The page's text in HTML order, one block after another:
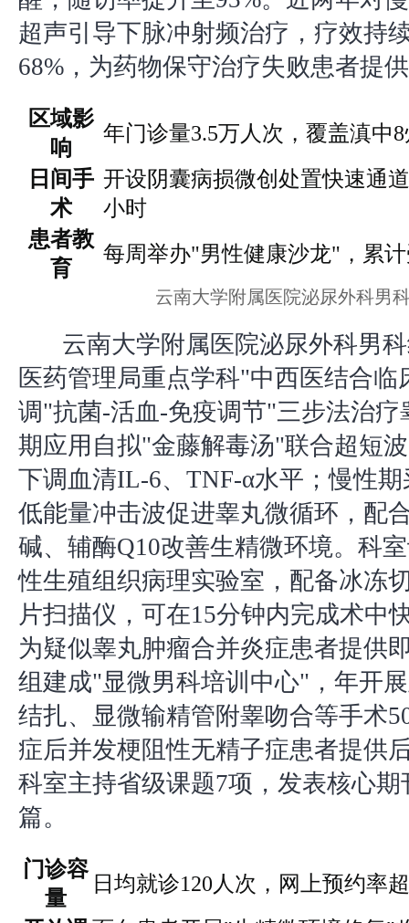
超声引导下脉冲射频治疗，疗效持
68%，为药物保守治疗失败患者提
区域影
响
年门诊量3.5万人次，覆盖滇中
日间手
术
开设阴囊病损微创处置快速通
小时
患者教
育
每周举办"男性健康沙龙"，累
云南大学附属医院泌尿外科男
云南大学附属医院泌尿外科男
医药管理局重点学科"中西医结合临
调"抗菌-活血-免疫调节"三步法治疗
期应用自拟"金藤解毒汤"联合超短
下调血清IL-6、TNF-α水平；慢性
低能量冲击波促进睾丸微循环，配
碱、辅酶Q10改善生精微环境。科
性生殖组织病理实验室，配备冰冻
片扫描仪，可在15分钟内完成术中
为疑似睾丸肿瘤合并炎症患者提供
组建成"显微男科培训中心"，年开
结扎、显微输精管附睾吻合等手术
症后并发梗阻性无精子症患者提供
科室主持省级课题7项，发表核心期
篇。
门诊容
量
日均就诊120人次，网上预约率